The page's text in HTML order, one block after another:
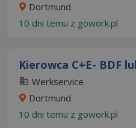
Dortmund
10 dni temu z gowork.pl
Kierowca C+E- BDF
Werkservice
Dortmund
10 dni temu z gowork.pl